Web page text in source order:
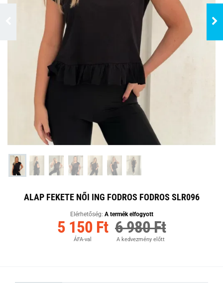
ALAP FEKETE NŐI ING FODROS FODROS SLR096
Elérhetőség: A termék elfogyott
5 150 Ft
ÁFA-val
6 980 Ft
A kedvezmény előtt